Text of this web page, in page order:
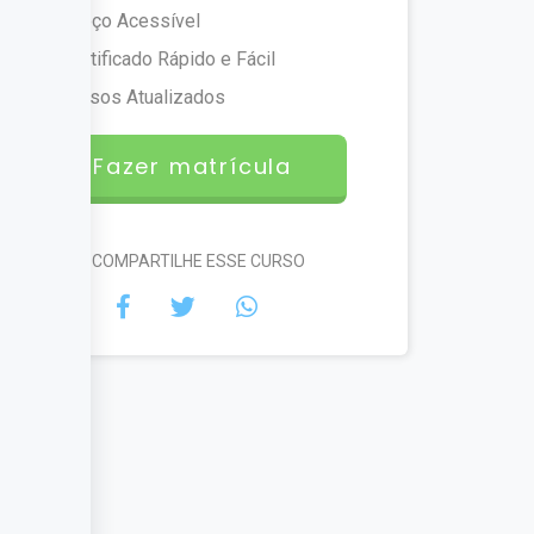
Preço Acessível
Certificado Rápido e Fácil
Cursos Atualizados
Fazer matrícula
#COMPARTILHE ESSE CURSO